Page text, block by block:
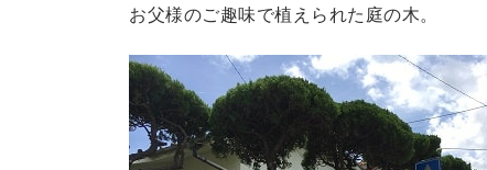
お父様のご趣味で植えられた庭の木。